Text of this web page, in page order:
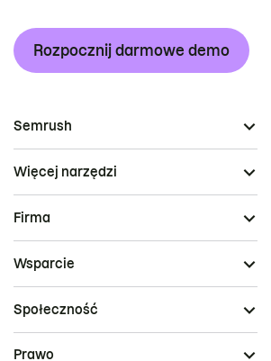
Rozpocznij darmowe demo
Semrush
Więcej narzędzi
Firma
Wsparcie
Społeczność
Prawo